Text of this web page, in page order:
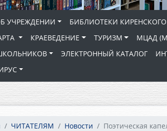
УЧРЕЖДЕНИИ БИБЛИОТЕКИ
КРАЕВЕДЕНИЕ ТУРИЗМ МЦАД
ЭЛЕКТРОННЫЙ КАТАЛОГ
ЧИТАТЕЛЯМ Новости Поэтическая